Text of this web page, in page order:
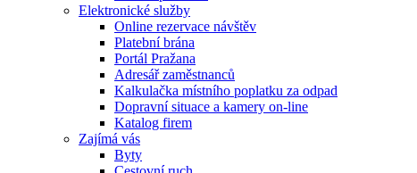
Elektronické služby
Online rezervace návštěv
Platební brána
Portál Pražana
Adresář zaměstnanců
Kalkulačka místního poplatku za odpad
Dopravní situace a kamery on-line
Katalog firem
Zajímá vás
Byty